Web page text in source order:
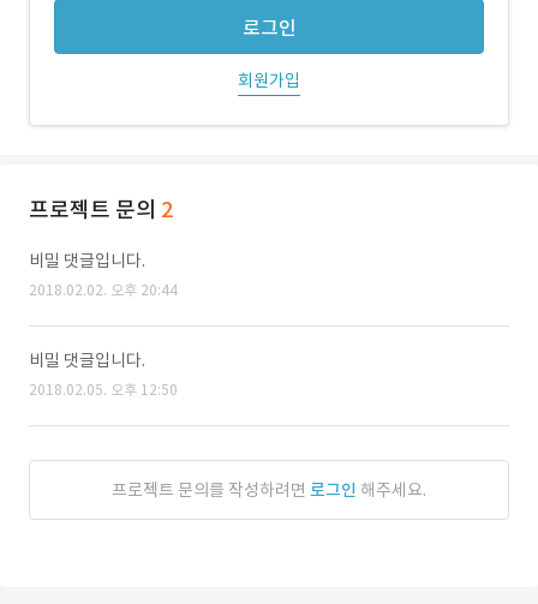
로그인
회원가입
프로젝트 문의 2
비밀 댓글입니다.
2018.02.02. 오후 20:44
비밀 댓글입니다.
2018.02.05. 오후 12:50
프로젝트 문의를 작성하려면 로그인 해주세요.